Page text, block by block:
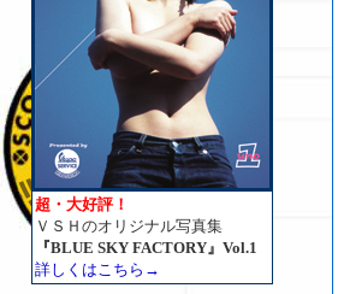
超・大好評！
ＶＳＨのオリジナル写真集
『BLUE SKY FACTORY』Vol.1
詳しくはこちら→